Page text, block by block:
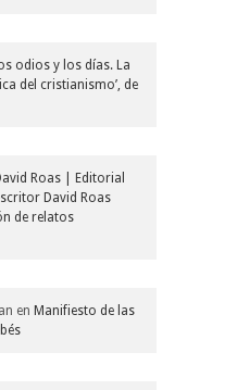
odios y los días. La
del cristianismo’, de
Roas | Editorial
David Roas
de relatos
en Manifiesto de las